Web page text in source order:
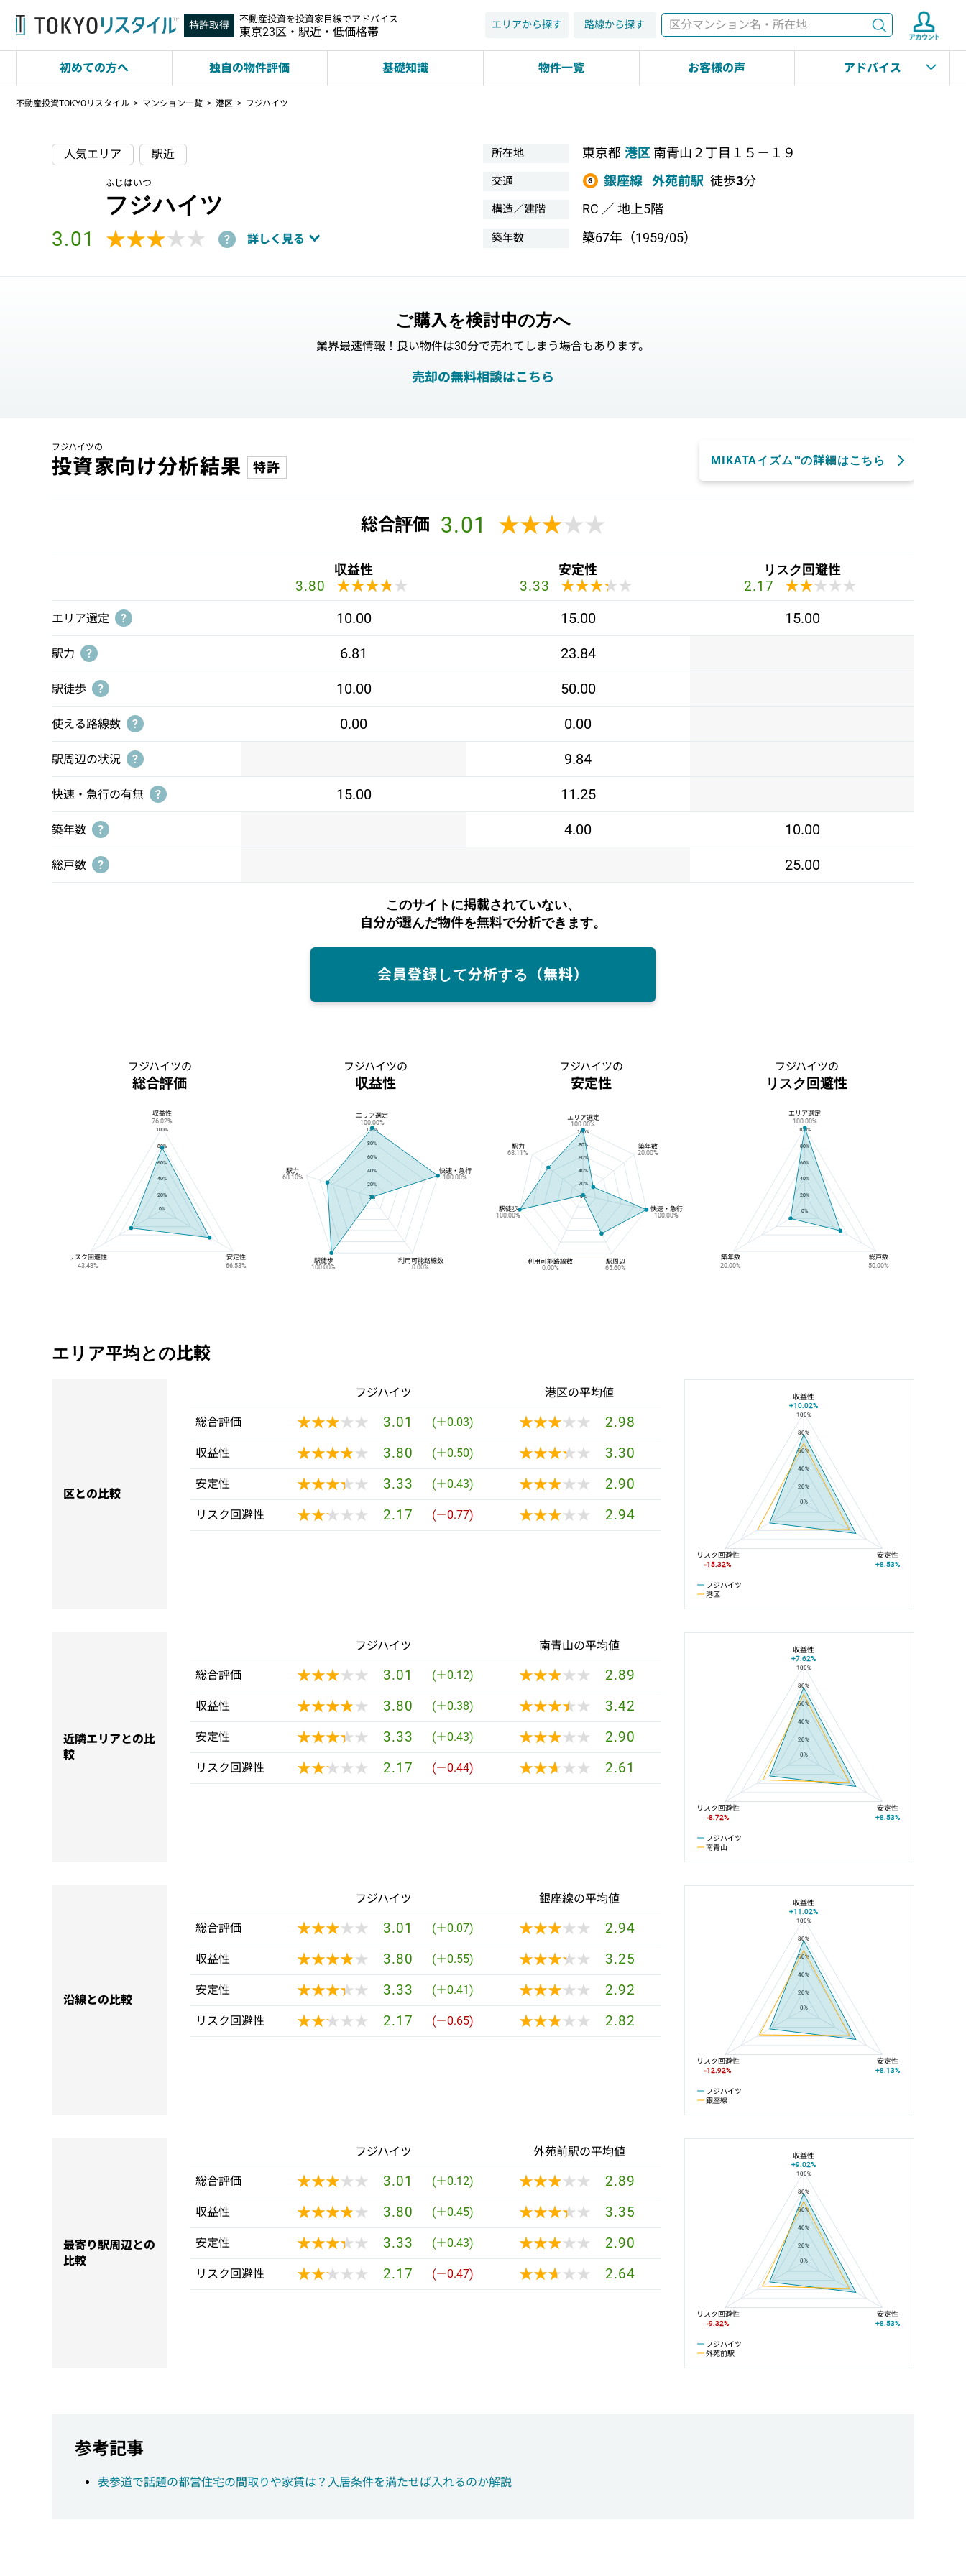
特許取得 不動産投資を投資家目線でアドバイス
東京23区・駅近・低価格帯
検索
エリアから探す 路線から探す
初めての方へ 独自の物件評価 基礎知識 物件一覧 お客様の声 アドバイス
不動産投資TOKYOリスタイル マンション一覧 港区 フジハイツ
人気エリア 駅近
ふじはいつ
フジハイツ
3.01 ★★★★★
★★★★★ ? 詳しく見る
所在地 東京都 港区 南青山２丁目１５－１９
交通 銀座線 外苑前駅 徒歩3分
構造／建階 RC ／ 地上5階
築年数 築67年（1959/05）
ご購入を検討中の方へ
業界最速情報！良い物件は30分で売れてしまう場合もあります。
売却の無料相談はこちら
フジハイツの
投資家向け分析結果 特許 MIKATAイズム™の詳細はこちら
総合評価 3.01 ★★★★★
★★★★★
収益性
3.80 ★★★★★
★★★★★
安定性
3.33 ★★★★★
★★★★★
リスク回避性
2.17 ★★★★★
★★★★★
エリア選定 ? 10.00 15.00 15.00
駅力 ? 6.81 23.84
駅徒歩 ? 10.00 50.00
使える路線数 ? 0.00 0.00
駅周辺の状況 ? 9.84
快速・急行の有無 ? 15.00 11.25
築年数 ? 4.00 10.00
総戸数 ? 25.00
このサイトに掲載されていない、
自分が選んだ物件を無料で分析できます。
会員登録して分析する（無料）
フジハイツの
総合評価
フジハイツの総合評価
100%
80%
60%
40%
20%
0%
収益性
76.02%
リスク回避性
43.48%
安定性
66.53%
フジハイツの
収益性
フジハイツの収益性
100%
80%
60%
40%
20%
0%
エリア選定
100.00%
駅力
68.10%
駅徒歩
100.00%
利用可能路線数
0.00%
快速・急行
100.00%
フジハイツの
安定性
100%
80%
60%
40%
20%
0%
エリア選定
100.00%
駅力
68.11%
駅徒歩
100.00%
利用可能路線数
0.00%
駅周辺
65.60%
快速・急行
100.00%
築年数
20.00%
フジハイツの
リスク回避性
フジハイツのリスク回避性
100%
80%
60%
40%
20%
0%
エリア選定
100.00%
築年数
20.00%
総戸数
50.00%
エリア平均との比較
区との比較
フジハイツ 港区の平均値
総合評価 ★★★★★
★★★★★ 3.01 (＋0.03) ★★★★★
★★★★★ 2.98
収益性 ★★★★★
★★★★★ 3.80 (＋0.50) ★★★★★
★★★★★ 3.30
安定性 ★★★★★
★★★★★ 3.33 (＋0.43) ★★★★★
★★★★★ 2.90
リスク回避性 ★★★★★
★★★★★ 2.17 (－0.77) ★★★★★
★★★★★ 2.94
フジハイツと港区の平均値の総合評価の比較
100%
80%
60%
40%
20%
0%
フジハイツ
港区
収益性
+10.02%
リスク回避性
-15.32%
安定性
+8.53%
近隣エリアとの比
較
フジハイツ 南青山の平均値
総合評価 ★★★★★
★★★★★ 3.01 (＋0.12) ★★★★★
★★★★★ 2.89
収益性 ★★★★★
★★★★★ 3.80 (＋0.38) ★★★★★
★★★★★ 3.42
安定性 ★★★★★
★★★★★ 3.33 (＋0.43) ★★★★★
★★★★★ 2.90
リスク回避性 ★★★★★
★★★★★ 2.17 (－0.44) ★★★★★
★★★★★ 2.61
フジハイツと南青山の平均値の総合評価の比較
100%
80%
60%
40%
20%
0%
フジハイツ
南青山
収益性
+7.62%
リスク回避性
-8.72%
安定性
+8.53%
沿線との比較
フジハイツ 銀座線の平均値
総合評価 ★★★★★
★★★★★ 3.01 (＋0.07) ★★★★★
★★★★★ 2.94
収益性 ★★★★★
★★★★★ 3.80 (＋0.55) ★★★★★
★★★★★ 3.25
安定性 ★★★★★
★★★★★ 3.33 (＋0.41) ★★★★★
★★★★★ 2.92
リスク回避性 ★★★★★
★★★★★ 2.17 (－0.65) ★★★★★
★★★★★ 2.82
フジハイツと銀座線の平均値の総合評価の比較
100%
80%
60%
40%
20%
0%
フジハイツ
銀座線
収益性
+11.02%
リスク回避性
-12.92%
安定性
+8.13%
最寄り駅周辺との
比較
フジハイツ 外苑前駅の平均値
総合評価 ★★★★★
★★★★★ 3.01 (＋0.12) ★★★★★
★★★★★ 2.89
収益性 ★★★★★
★★★★★ 3.80 (＋0.45) ★★★★★
★★★★★ 3.35
安定性 ★★★★★
★★★★★ 3.33 (＋0.43) ★★★★★
★★★★★ 2.90
リスク回避性 ★★★★★
★★★★★ 2.17 (－0.47) ★★★★★
★★★★★ 2.64
フジハイツと外苑前駅の平均値の総合評価の比較
100%
80%
60%
40%
20%
0%
フジハイツ
外苑前駅
収益性
+9.02%
リスク回避性
-9.32%
安定性
+8.53%
参考記事
表参道で話題の都営住宅の間取りや家賃は？入居条件を満たせば入れるのか解説